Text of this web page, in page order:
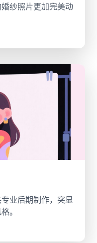
纱照片更加完美动
业后期制作，突显
。